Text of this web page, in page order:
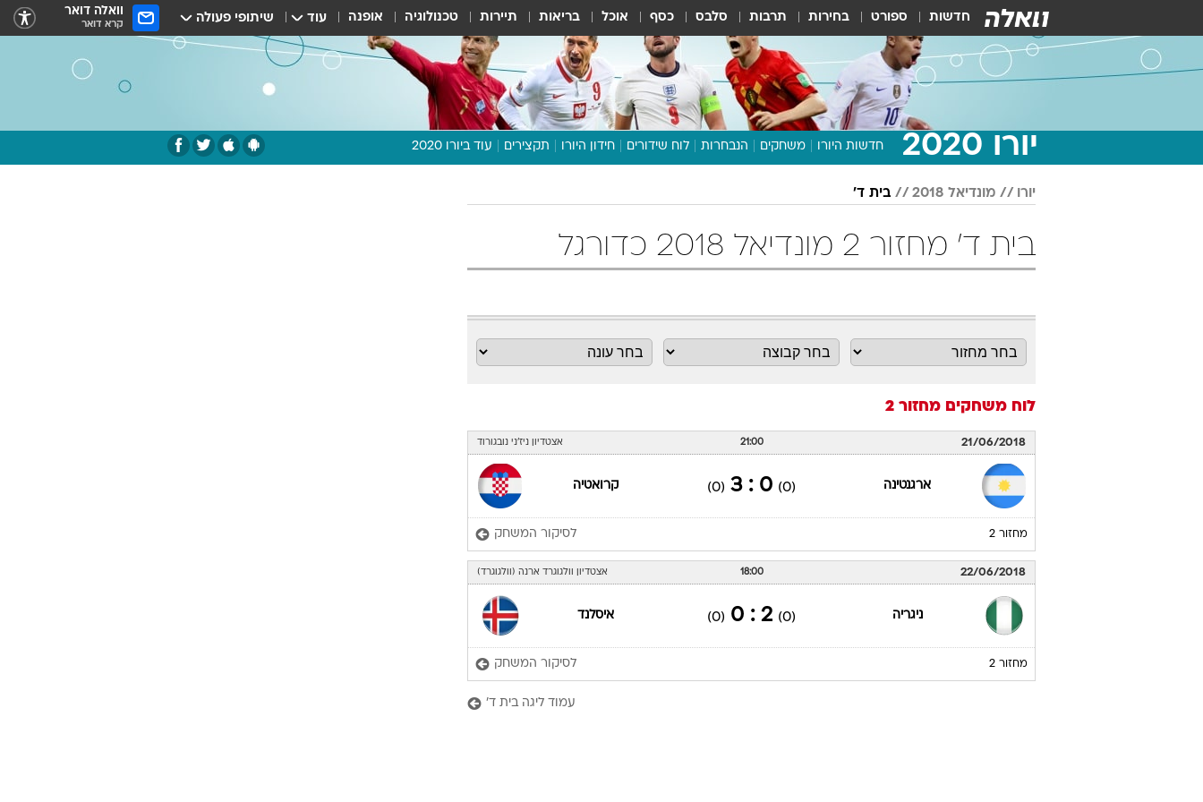
חדשות ספורט בחירות תרבות סלבס כסף אוכל בריאות תיירות טכנולוגיה אופנה עוד שיתופי פעולה וואלה דואר
קרא דואר
יורו 2020 חדשות היורו משחקים הנבחרות לוח שידורים חידון היורו תקצירים עוד ביורו 2020
תכנית היורו
יורו מונדיאל 2018 בית ד'
בית ד' מחזור 2 מונדיאל 2018 כדורגל
לוח משחקים מחזור 2
21/06/2018
21:00 אצטדיון ניז'ני נובגורוד
ארגנטינה (0)
0 : 3
(0) קרואטיה
מחזור 2 לסיקור המשחק
22/06/2018
18:00 אצטדיון וולגוגרד ארנה (וולגוגרד)
ניגריה (0)
2 : 0
(0) איסלנד
מחזור 2 לסיקור המשחק
עמוד ליגה בית ד'